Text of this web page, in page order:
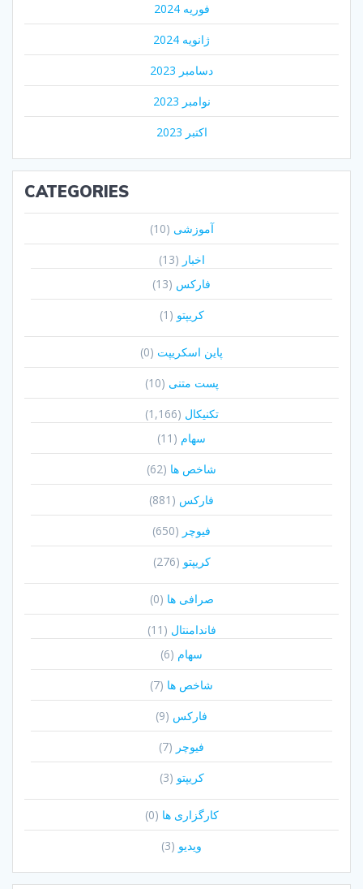
فوریه 2024
ژانویه 2024
دسامبر 2023
نوامبر 2023
اکتبر 2023
CATEGORIES
آموزشی (10)
اخبار (13)
فارکس (13)
کریپتو (1)
پاین اسکریپت (0)
پست متنی (10)
تکنیکال (1,166)
سهام (11)
شاخص ها (62)
فارکس (881)
فیوچر (650)
کریپتو (276)
صرافی ها (0)
فاندامنتال (11)
سهام (6)
شاخص ها (7)
فارکس (9)
فیوچر (7)
کریپتو (3)
کارگزاری ها (0)
ویدیو (3)